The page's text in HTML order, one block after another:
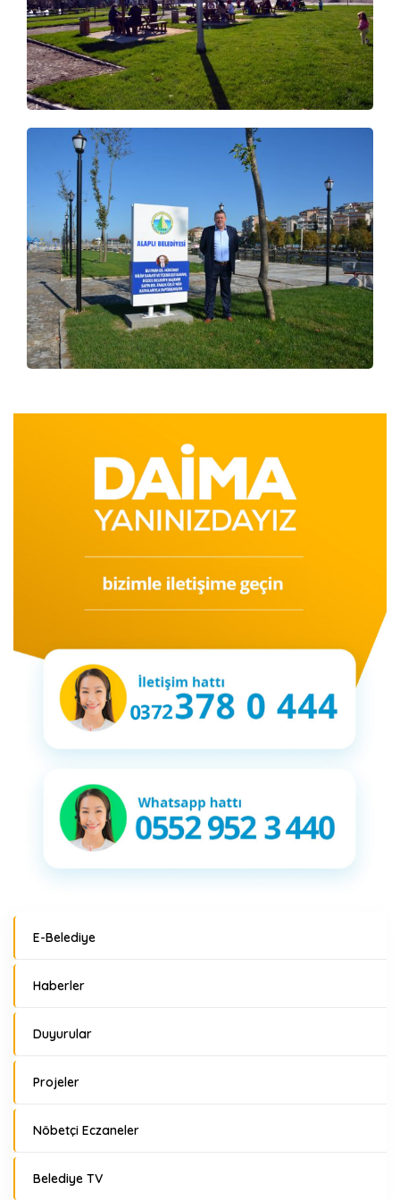
E-Belediye
Haberler
Duyurular
Projeler
Nöbetçi Eczaneler
Belediye TV